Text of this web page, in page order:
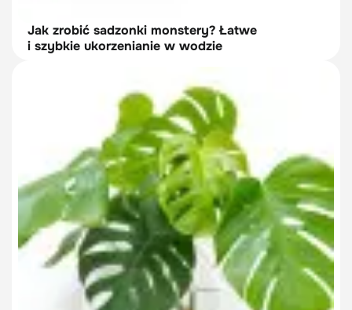
Jak zrobić sadzonki monstery? Łatwe
i szybkie ukorzenianie w wodzie